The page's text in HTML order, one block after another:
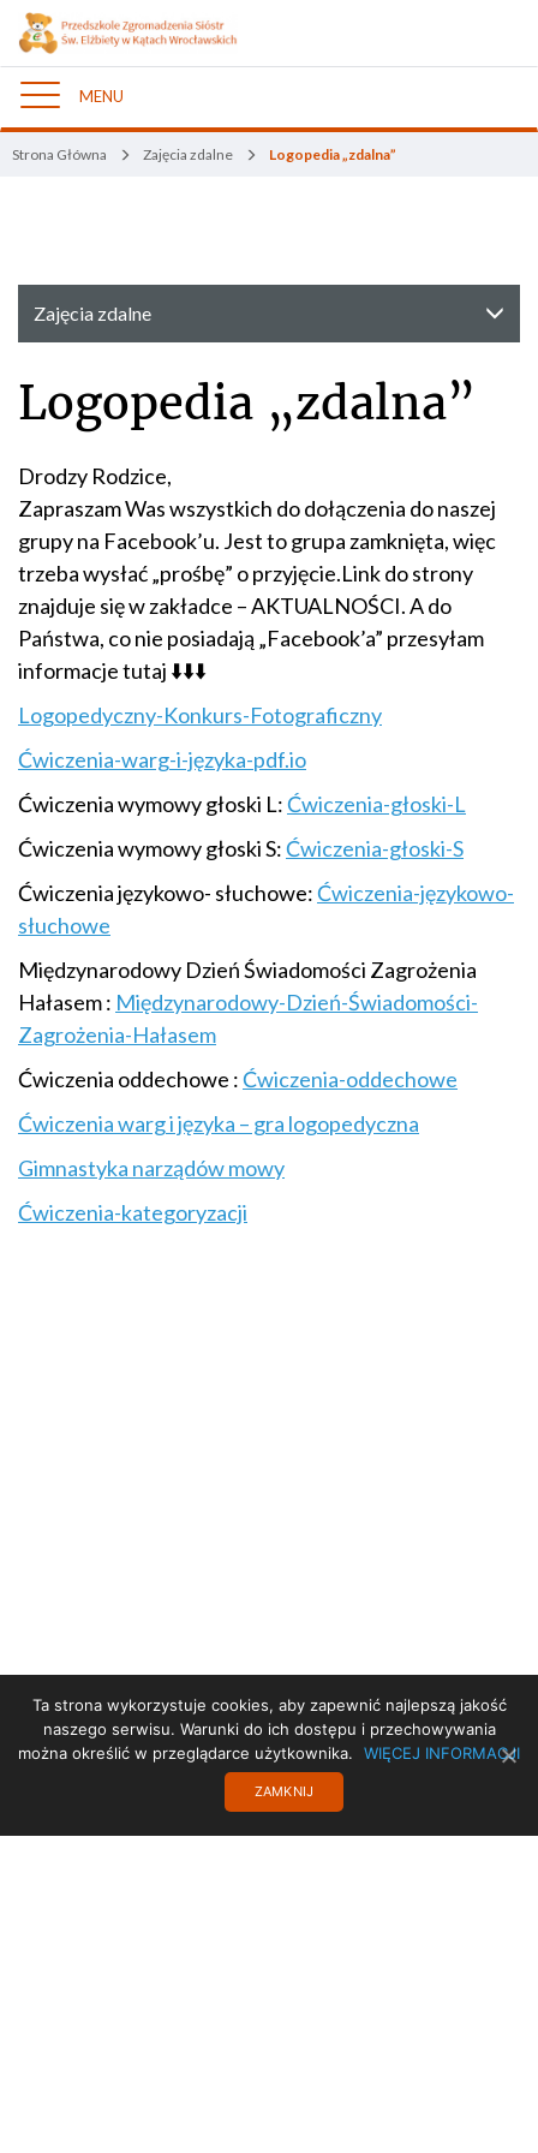
Nawigacja
MENU
Strona Główna Zajęcia zdalne Logopedia „zdalna”
Zajęcia zdalne
Logopedia „zdalna”
Drodzy Rodzice,
Zapraszam Was wszystkich do dołączenia do naszej
grupy na Facebook’u. Jest to grupa zamknięta, więc
trzeba wysłać „prośbę” o przyjęcie.Link do strony
znajduje się w zakładce – AKTUALNOŚCI. A do
Państwa, co nie posiadają „Facebook’a” przesyłam
informacje tutaj ⬇️⬇️⬇️
Logopedyczny-Konkurs-Fotograficzny
Ćwiczenia-warg-i-języka-pdf.io
Ćwiczenia wymowy głoski L:Ćwiczenia-głoski-L
Ćwiczenia wymowy głoski S:Ćwiczenia-głoski-S
Ćwiczenia językowo- słuchowe:Ćwiczenia-językowo-
słuchowe
Międzynarodowy Dzień Świadomości Zagrożenia
Hałasem : Międzynarodowy-Dzień-Świadomości-
Zagrożenia-Hałasem
Ćwiczenia oddechowe :Ćwiczenia-oddechowe
Ćwiczenia warg i języka – gra logopedyczna
Gimnastyka narządów mowy
Ćwiczenia-kategoryzacji
Ta strona wykorzystuje cookies, aby zapewnić najlepszą jakość
naszego serwisu. Warunki do ich dostępu i przechowywania
można określić w przeglądarce użytkownika.
WIĘCEJ INFORMACJI
ZAMKNIJ
STRONA GŁÓWNA
PRZYDATNE LINKI
POLITYKA PRYWATNOŚCI